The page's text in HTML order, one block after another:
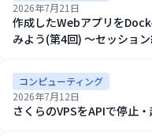
2026年7月21日
作成したWebアプリを
みよう(第4回) ～セッショ
コンピューティング
2026年7月12日
さくらのVPSをAPIで停止